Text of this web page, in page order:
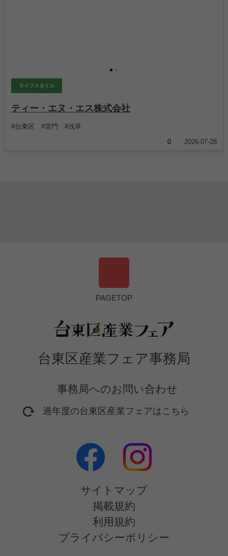
ライフスタイル
ティー・エヌ・エス株式会社
#台東区 #雷門 #浅草
0
2026-07-28
台東区産業フェア事務局
事務局へのお問い合わせ
過年度の台東区産業フェアはこちら
2017年開催フェア
2018年開催フェア
2020年開催フェア
2021年開催フェア
2022年開催フェア
2023年開催フェア
サイトマップ
掲載規約
利用規約
プライバシーポリシー
PAGETOP